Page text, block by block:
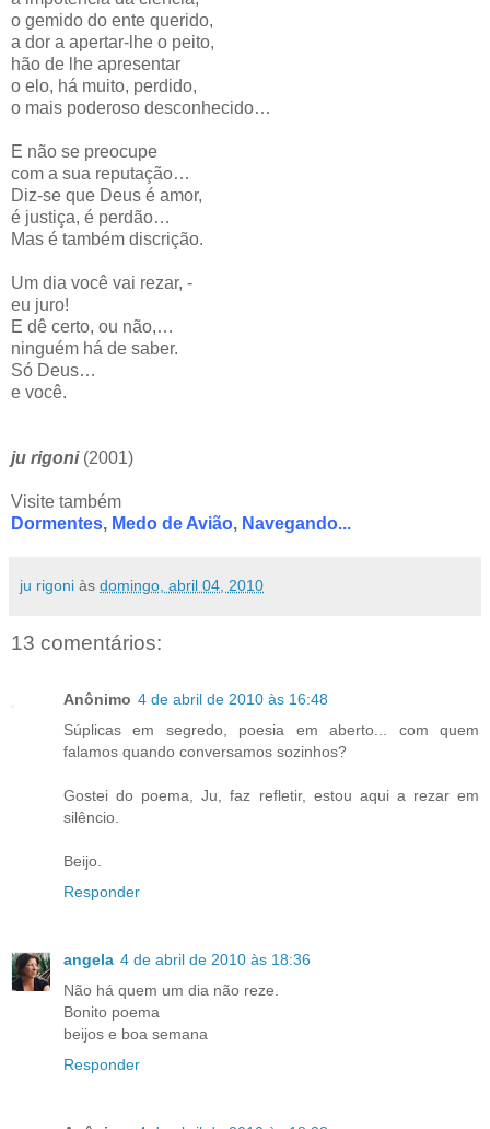
o gemido do ente querido,
a dor a apertar-lhe o peito,
hão de lhe apresentar
o elo, há muito, perdido,
o mais poderoso desconhecido…
E não se preocupe
com a sua reputação…
Diz-se que Deus é amor,
é justiça, é perdão…
Mas é também discrição.
Um dia você vai rezar, -
eu juro!
E dê certo, ou não,…
ninguém há de saber.
Só Deus…
e você.
ju rigoni(2001)
Visite também
Dormentes, Medo de Avião, Navegando...
ju rigoni às domingo, abril 04, 2010
13 comentários:
Anônimo 4 de abril de 2010 às 16:48
Súplicas em segredo, poesia em aberto... com quem
falamos quando conversamos sozinhos?
Gostei do poema, Ju, faz refletir, estou aqui a rezar em
silêncio.
Beijo.
Responder
angela 4 de abril de 2010 às 18:36
Não há quem um dia não reze.
Bonito poema
beijos e boa semana
Responder